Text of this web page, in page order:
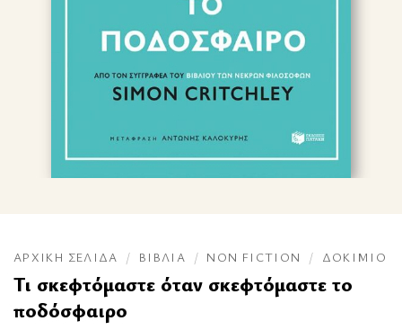
ΑΡΧΙΚΉ ΣΕΛΊΔΑ / ΒΙΒΛΊΑ / NON FICTION / ΔΟΚΊΜΙΟ
Τι σκεφτόμαστε όταν σκεφτόμαστε το
ποδόσφαιρο